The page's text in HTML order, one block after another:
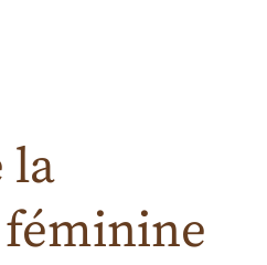
la